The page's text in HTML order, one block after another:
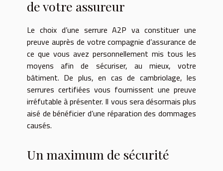
de votre assureur
Le choix d’une serrure A2P va constituer une
preuve auprès de votre compagnie d’assurance de
ce que vous avez personnellement mis tous les
moyens afin de sécuriser, au mieux, votre
bâtiment. De plus, en cas de cambriolage, les
serrures certifiées vous fournissent une preuve
irréfutable à présenter. Il vous sera désormais plus
aisé de bénéficier d’une réparation des dommages
causés.
Un maximum de sécurité